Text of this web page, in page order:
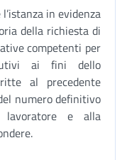
in evidenza
della richiesta di
competenti per
ai fini dello
al precedente
numero definitivo
lavoratore e alla